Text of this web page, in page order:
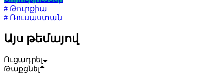
# Թուրքիա
# Ռուսաստան
Այս թեմայով
Ուցադրել
Թաքցնել